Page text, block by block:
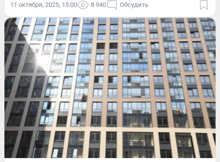
11 октября, 2025, 15:00 8 940 Обсудить